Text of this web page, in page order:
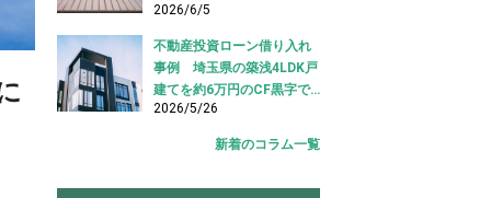
に成功！｜東京都江東区
【不動産投資ローン 借り換
え事例】
2026/6/5
不動産投資ローン借り入れ
事例 埼玉県の築浅4LDK戸
建てを約6万円のCF黒字で
借り入れ成功【不動産投資
ローン 借り入れ事例】
2026/5/26
新着のコラム一覧